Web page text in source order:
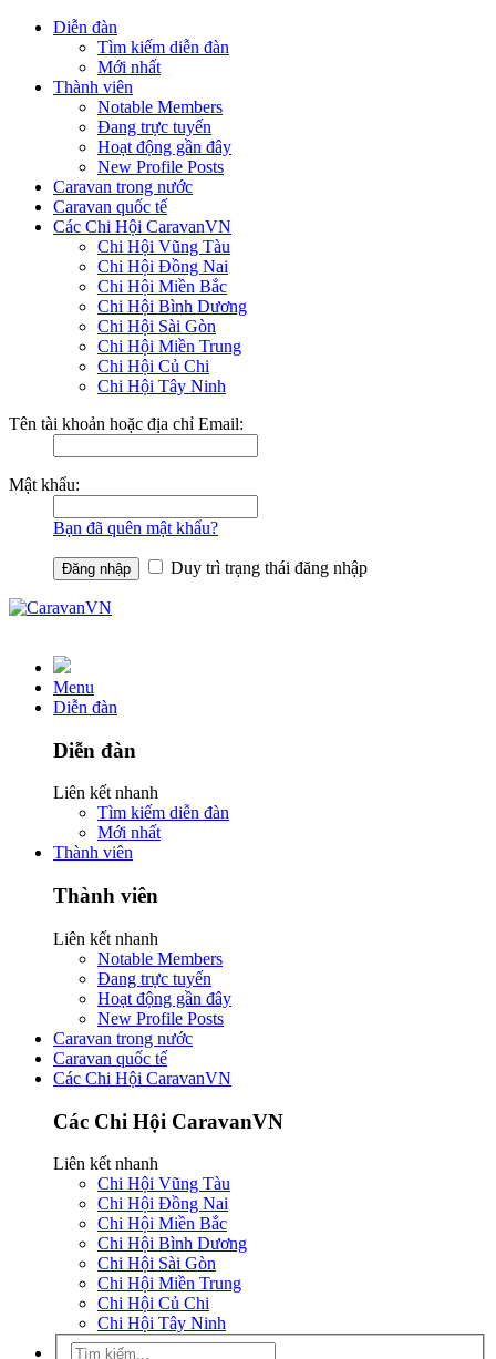
Diễn đàn
Tìm kiếm diễn đàn
Mới nhất
Thành viên
Notable Members
Đang trực tuyến
Hoạt động gần đây
New Profile Posts
Caravan trong nước
Caravan quốc tế
Các Chi Hội CaravanVN
Chi Hội Vũng Tàu
Chi Hội Đồng Nai
Chi Hội Miền Bắc
Chi Hội Bình Dương
Chi Hội Sài Gòn
Chi Hội Miền Trung
Chi Hội Củ Chi
Chi Hội Tây Ninh
Tên tài khoản hoặc địa chỉ Email:
Mật khẩu:
Bạn đã quên mật khẩu?
Duy trì trạng thái đăng nhập
Menu
Diễn đàn
Diễn đàn
Liên kết nhanh
Tìm kiếm diễn đàn
Mới nhất
Thành viên
Thành viên
Liên kết nhanh
Notable Members
Đang trực tuyến
Hoạt động gần đây
New Profile Posts
Caravan trong nước
Caravan quốc tế
Các Chi Hội CaravanVN
Các Chi Hội CaravanVN
Liên kết nhanh
Chi Hội Vũng Tàu
Chi Hội Đồng Nai
Chi Hội Miền Bắc
Chi Hội Bình Dương
Chi Hội Sài Gòn
Chi Hội Miền Trung
Chi Hội Củ Chi
Chi Hội Tây Ninh